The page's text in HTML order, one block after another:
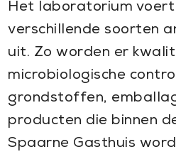
Het laboratorium voert
verschillende soorten
uit. Zo worden er
microbiologische
grondstoffen,
producten die binnen
Spaarne Gasthuis